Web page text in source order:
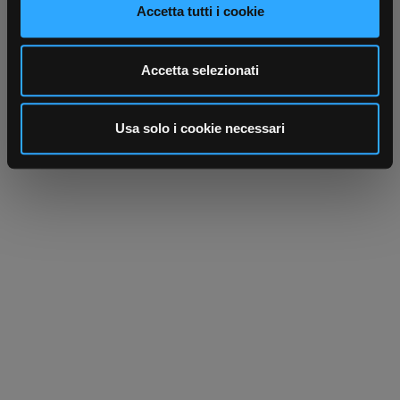
dalla Dichiarazione sui cookie.
Utilizziamo i cookie per personalizzare contenuti ed
analizzare il nostro traffico. Condividiamo inoltre
informazioni sul modo in cui utilizza il nostro sito con i
nostri partner che si occupano di analisi dei dati web,
pubblicità e social media, i quali potrebbero combinarle
Accetta tutti i cookie
Accetta selezionati
Usa solo i cookie necessari